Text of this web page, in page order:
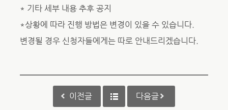
* 기타 세부 내용 추후 공지
*상황에 따라 진행 방법은 변경이 있을 수 있습니다.
변경될 경우 신청자들에게는 따로 안내드리겠습니다.
이전글 다음글